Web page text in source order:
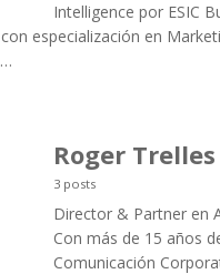
Intelligence por ESIC
especialización en
Roger
3 posts
Director & Partner en
Con más de 15 años
Comunicación